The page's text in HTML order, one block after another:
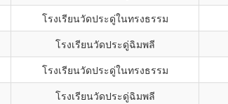
โรงเรียนวัดประดู่ในทรงธรรม
โรงเรียนวัดประดู่ฉิมพลี
โรงเรียนวัดประดู่ในทรงธรรม
โรงเรียนวัดประดู่ฉิมพลี